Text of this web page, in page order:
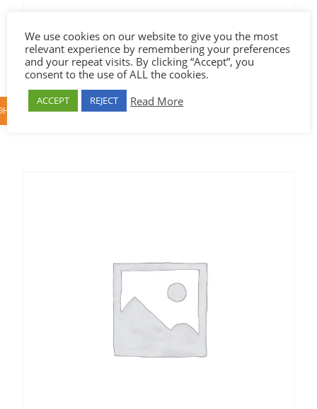
BMW-X6-facelift
€90,00
ΣΤΟ ΚΑΛΆΘΙ
We use cookies on our website to give you the most
relevant experience by remembering your preferences
and your repeat visits. By clicking “Accept”, you
consent to the use of ALL the cookies.
ACCEPT REJECT Read More